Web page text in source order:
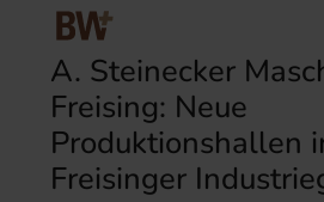
A. Steinecker
Freising: Neue
Produktionshallen
Freisinger